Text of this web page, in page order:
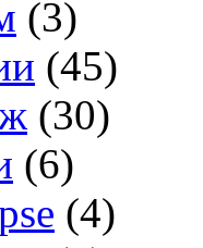
(3)
(45)
(30)
(6)
(4)